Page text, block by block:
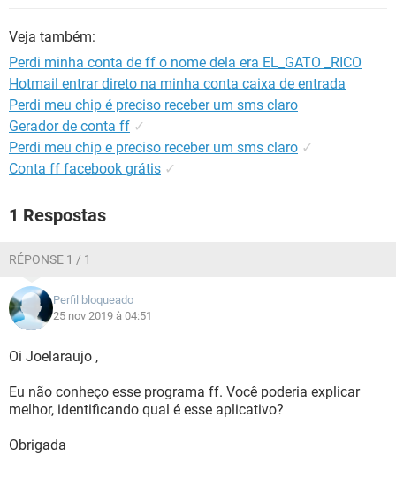
Veja também:
Perdi minha conta de ff o nome dela era EL_GATO _RICO
Hotmail entrar direto na minha conta caixa de entrada
Perdi meu chip é preciso receber um sms claro
Gerador de conta ff ✓
Perdi meu chip e preciso receber um sms claro ✓
Conta ff facebook grátis ✓
1 Respostas
RÉPONSE 1 / 1
Perfil bloqueado
25 nov 2019 à 04:51
Oi Joelaraujo ,
Eu não conheço esse programa ff. Você poderia explicar
melhor, identificando qual é esse aplicativo?
Obrigada